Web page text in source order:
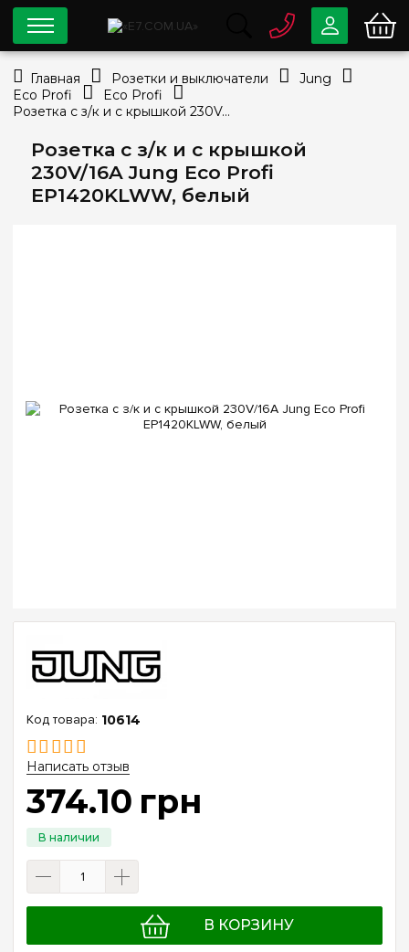
Розетка с з/к и с крышкой
230V/16A Jung Eco Profi
EP1420KLWW, белый
10614
Написать отзыв
374.10 грн
В КОРЗИНУ
0 80033-63-07
info@e7.com.ua
Viber Telegram
Главная Розетки и выключатели
Jung
Eco Profi
Eco Profi
Розетка с з/к и с крышкой 230V/16A Jung Eco Profi EP1420KLWW, белый